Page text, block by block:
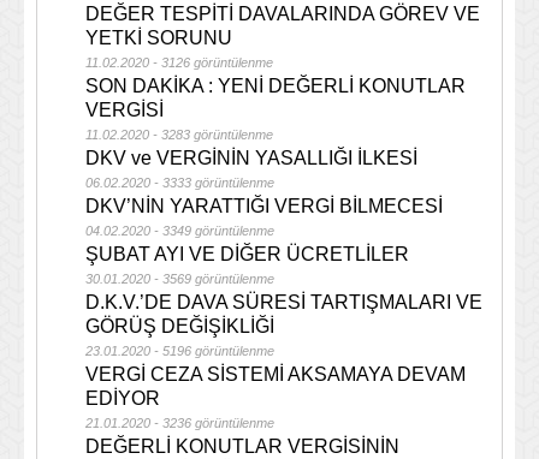
DEĞER TESPİTİ DAVALARINDA GÖREV VE
YETKİ SORUNU
11.02.2020 - 3126 görüntülenme
SON DAKİKA : YENİ DEĞERLİ KONUTLAR
VERGİSİ
11.02.2020 - 3283 görüntülenme
DKV ve VERGİNİN YASALLIĞI İLKESİ
06.02.2020 - 3333 görüntülenme
DKV’NİN YARATTIĞI VERGİ BİLMECESİ
04.02.2020 - 3349 görüntülenme
ŞUBAT AYI VE DİĞER ÜCRETLİLER
30.01.2020 - 3569 görüntülenme
D.K.V.’DE DAVA SÜRESİ TARTIŞMALARI VE
GÖRÜŞ DEĞİŞİKLİĞİ
23.01.2020 - 5196 görüntülenme
VERGİ CEZA SİSTEMİ AKSAMAYA DEVAM
EDİYOR
21.01.2020 - 3236 görüntülenme
DEĞERLİ KONUTLAR VERGİSİNİN